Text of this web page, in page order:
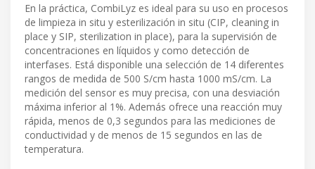
En la práctica, CombiLyz es ideal para su uso en procesos
de limpieza in situ y esterilización in situ (CIP, cleaning in
place y SIP, sterilization in place), para la supervisión de
concentraciones en líquidos y como detección de
interfases. Está disponible una selección de 14 diferentes
rangos de medida de 500 S/cm hasta 1000 mS/cm. La
medición del sensor es muy precisa, con una desviación
máxima inferior al 1%. Además ofrece una reacción muy
rápida, menos de 0,3 segundos para las mediciones de
conductividad y de menos de 15 segundos en las de
temperatura.